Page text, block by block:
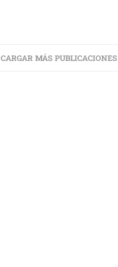
CARGAR MÁS PUBLICACIONES